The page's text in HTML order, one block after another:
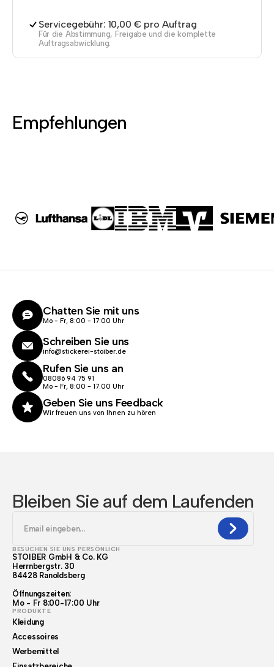
Servicegebühr: 10,00 € pro Auftrag
Für die Abstimmung, Freigabe und die komplette
Auftragsabwicklung.
Empfehlungen
Chatten Sie mit uns
Mo - Fr, 8:00 - 17:00 Uhr
Schreiben Sie uns
info@stickerei-stoiber.de
Rufen Sie uns an
08086 94 75 91
Mo - Fr, 8:00 - 17.00 Uhr
Geben Sie uns Feedback
Wir freuen uns von Ihnen zu hören
Bleiben Sie auf dem Laufenden
BESUCHEN SIE UNS PERSÖNLICH
STOIBER GmbH & Co. KG
Herrnbergstr. 30
84428 Ranoldsberg
Öffnungszeiten:
Mo - Fr 8:00-17:00 Uhr
PRODUKTE
Kleidung
Accessoires
Werbemittel